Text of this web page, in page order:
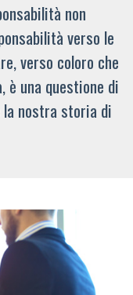
non
verso le
verso coloro che
è una questione di
nostra storia di